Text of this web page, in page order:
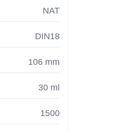
NAT
DIN18
106 mm
30 ml
1500